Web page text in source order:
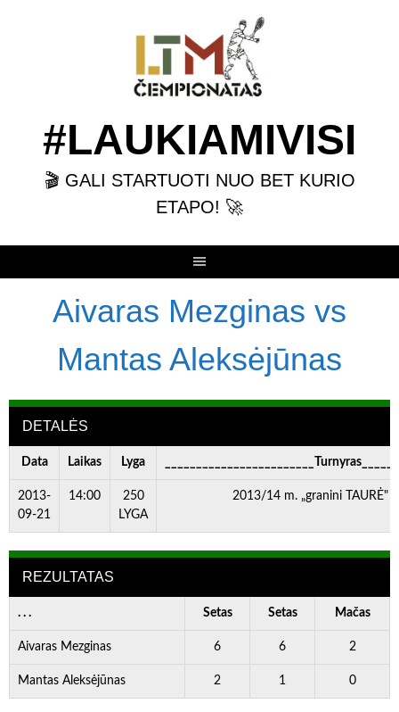
#LAUKIAMIVISI
🎬 GALI STARTUOTI NUO BET KURIO
ETAPO! 🚀
Aivaras Mezginas vs
Mantas Aleksėjūnas
DETALĖS
Data Laikas Lyga
2013-
09-21
14:00
250
LYGA
2013/14 m. „granini TAURĖ"
REZULTATAS
. . . Setas Setas Mačas
Aivaras Mezginas 6 6 2
Mantas Aleksėjūnas 2 1 0